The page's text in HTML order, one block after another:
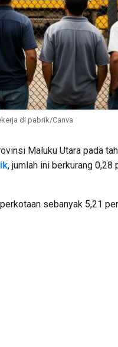
di pabrik/Canva
Maluku Utara pada
, jumlah ini berkurang 0,28
sebanyak 5,21